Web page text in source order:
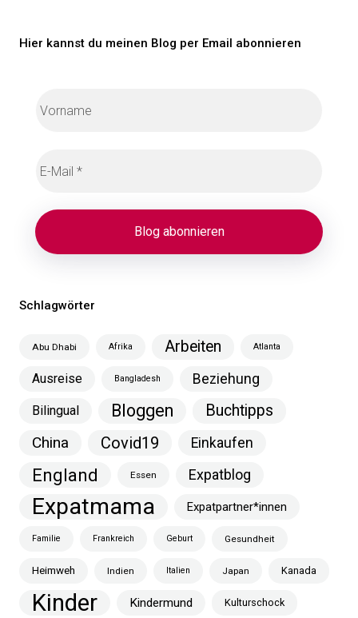
Hier kannst du meinen Blog per Email abonnieren
Schlagwörter
Abu Dhabi Afrika Arbeiten Atlanta
Ausreise Bangladesh Beziehung
Bilingual Bloggen
Buchtipps
China
Covid19 Einkaufen
England Essen Expatblog
Expatmama Expatpartner*innen
Familie Frankreich Geburt Gesundheit
Heimweh Indien Italien Japan Kanada
Kinder Kindermund Kulturschock